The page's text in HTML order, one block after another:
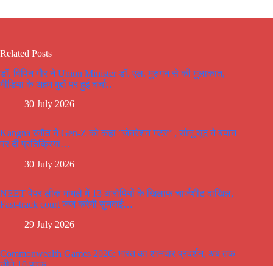
Related Posts
डॉ. विपिन गौर ने Union Minister डॉ. एल. मुरुगन से की मुलाकात,
मीडिया के अहम मुद्दों पर हुई चर्चा..
30 July 2026
Kangna रनौत ने Gen-Z को कहा ”जेनरेशन गटर” , सोनू सूद ने बयान
पर दी प्रतिक्रिया…
30 July 2026
NEET पेपर लीक मामले में 13 आरोपियों के खिलाफ चार्जशीट दाखिल,
Fast-track court जज करेगी सुनवाई…
29 July 2026
Commonwealth Games 2026: भारत का शानदार प्रदर्शन, अब तक